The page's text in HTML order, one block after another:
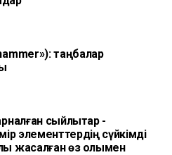
таңбалар
сыйлықтар -
элементтердің сүйкімді
жасалған өз қолымен